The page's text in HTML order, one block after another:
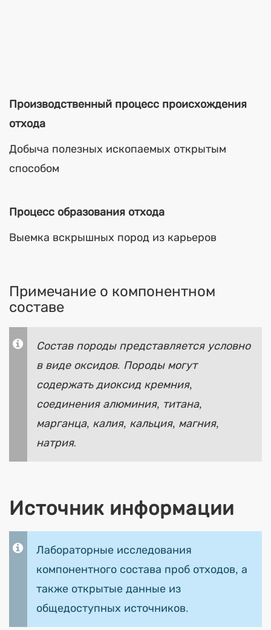
Производственный процесс происхождения
отхода
Добыча полезных ископаемых открытым
способом
Процесс образования отхода
Выемка вскрышных пород из карьеров
Примечание о компонентном
составе
Состав породы представляется условно
в виде оксидов. Породы могут
содержать диоксид кремния,
соединения алюминия, титана,
марганца, калия, кальция, магния,
натрия.
Источник информации
Лабораторные исследования
компонентного состава проб отходов, а
также открытые данные из
общедоступных источников.